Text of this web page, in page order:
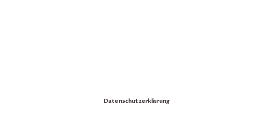
Datenschutzerklärung